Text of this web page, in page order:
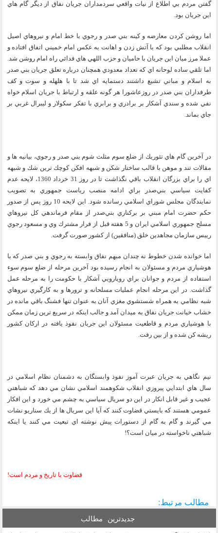
گفتن مردم بي اطلاع از نيات واقعي سردمداران جريان نفاق از ديگر گام هاي
اين جريان بود.
اما روشن كردن معارضه و كينه بني صدر و رجوي با خط امام و نيروهاي اصيل
انقلاب مطلبي بود كه با آتش زدن و اهانت به عكس امام خميني اتفاق افتاده و
عملا مرز ميان اين جريان با حاميان و حزب اللهي هاي فدائي راه امام روشن شد.
اما تلقي ساده لوحانه اي كه تعداد معدودي همچنان درباره تعلق جريان بني صدر
به اسلام و مباني تشيع داشتند دستمايه اي شد تا با هلهله و سوت و كف
طرفداران بني صدر در روزعاشورا هر گونه علقه و ارتباط با جريان اسلام خواه
نفي شده و سندي آشكار بر برادري و برابري با تفكر سكولار و ليبرال غربي بر
جاي بماند.
در آخرين گام هاي تئوريك از ضلع سوم مثلث شوم بني صدر و رجوي، بيانيه ها و
مقالات تند و موهن با قالب ساختار شكن و شبهه افكن كوچك ترين شك و شبهه
اي را براي بزرگان انقلاب باقي نگذاشت تا در روز 31 خرداد 1360، لايحه عدم
كفايت سياسي بني‌صدر براي ادامه منصب رياست جمهوري به تصويب
نمايندگان مجلس شوراي اسلامي رسانده شود. اين لايحه 10 روز پس از صدور
حكم حضرت امام مبني بر بركناري بني‌صدر از مقام فرماندهي كل نيروهاي
مسلح جمهوري اسلامي ايران و 5 هفته قبل از فرار مشترك وي و مسعود رجوي
رييس سازمان مجاهدين خلق (منافقين‌) از كشور صورت گرفت‌.
اما خوانده شدن خطوط نه چندان مبهم نفاق وابسته به رجوي و بني صدر كه با
هوشياري مردم و مسئولان به انجام رسيده بود آخرين مرحله از ضلع سوم سوء
استفاده از مردم و جوانان براي رويارويي آشكار با حكومت را به مرحله عمل
گذاشت. در اين مرحله انجام عمليات مسلحانه و ترورها و به كارگيري نيروهاي
شبه نظامي به همراه شستشوي مغزي آنان به عنوان تنها فشنگ باقي مانده در
خشاب خيانت جريان نفاق به ميدان آمد و جالب اينكه در سريع ترين زمان ممكن
با هوشياري مردم و قاطعيت مسئولان اين جريان نفوذ يافته در اركان كشور
ريشه كن شده و از بين رفت.
نيم نگاهي به جريان عبرت آموز نفوذ وابستگان به دشمنان نظام اسلامي در
سال هاي ابتدايي پيروزي انقلاب شكوهمند اسلامي نشان مي دهد كه شباهتي
عجيب و غير قابل انكار در اين دو سريال سياسي به چشم مي خورد و اين افكار
عمومي هستند كه بايستي قضاوت كنند كه آيا اين سريال ها از يك سناريو نشات
مي گيرند و گام به گام از دستورات پيش نوشته اي تبعيت مي كنند يا اينكه
شباهتي ناخواسته در ميان است؟!
قضاوت با تاريخ و مردم است!
مطالب مرتبط:
جدیدترین مطالب